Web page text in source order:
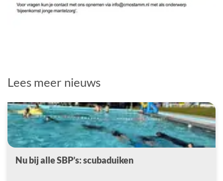
Lees meer nieuws
Nu bij alle SBP’s: scubaduiken